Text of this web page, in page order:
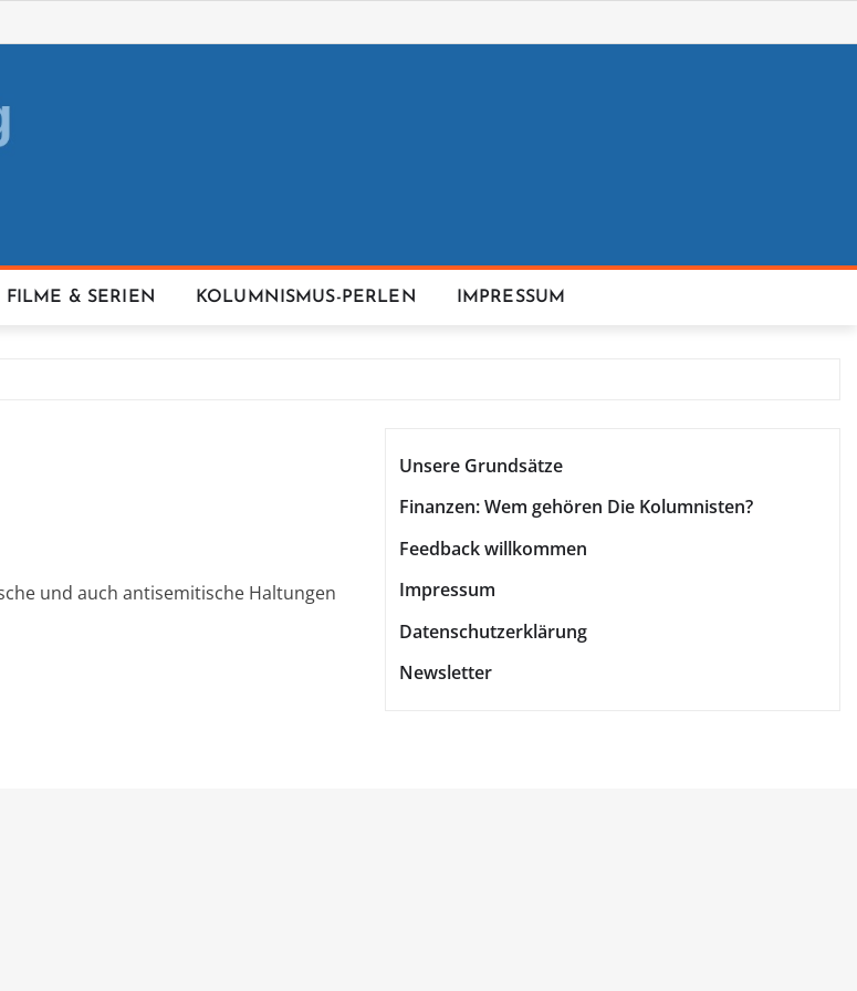
FILME & SERIEN KOLUMNISMUS-PERLEN IMPRESSUM
und auch antisemitische Haltungen
Unsere Grundsätze
Finanzen: Wem gehören Die Kolumnisten?
Feedback willkommen
Impressum
Datenschutzerklärung
Newsletter